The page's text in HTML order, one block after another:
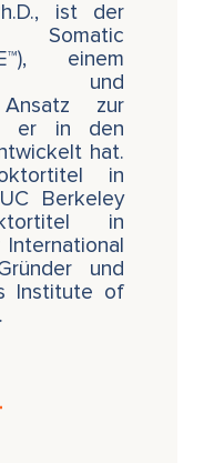
ist der
Somatic
einem
und
Ansatz zur
er in den
hat.
in
Berkeley
in
und
Institute of